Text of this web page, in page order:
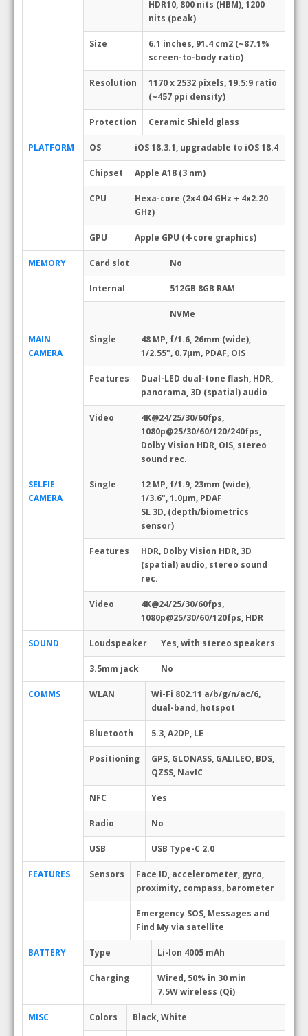
HDR10, 800 nits (HBM), 1200
nits (peak)
Size
6.1 inches, 91.4 cm2 (~87.1%
screen-to-body ratio)
Resolution
1170 x 2532 pixels, 19.5:9 ratio
(~457 ppi density)
Protection Ceramic Shield glass
PLATFORM OS iOS 18.3.1, upgradable to iOS 18.4
Chipset Apple A18 (3 nm)
CPU
Hexa-core (2x4.04 GHz + 4x2.20
GHz)
GPU Apple GPU (4-core graphics)
MEMORY Card slot No
Internal 512GB 8GB RAM
NVMe
MAIN
CAMERA
Single
48 MP, f/1.6, 26mm (wide),
1/2.55", 0.7µm, PDAF, OIS
Features
Dual-LED dual-tone flash, HDR,
panorama, 3D (spatial) audio
Video
4K@24/25/30/60fps,
1080p@25/30/60/120/240fps,
Dolby Vision HDR, OIS, stereo
sound rec.
SELFIE
CAMERA
Single
12 MP, f/1.9, 23mm (wide),
1/3.6", 1.0µm, PDAF
SL 3D, (depth/biometrics
sensor)
Features
HDR, Dolby Vision HDR, 3D
(spatial) audio, stereo sound
rec.
Video
4K@24/25/30/60fps,
1080p@25/30/60/120fps, HDR
SOUND Loudspeaker Yes, with stereo speakers
3.5mm jack No
COMMS WLAN
Wi-Fi 802.11 a/b/g/n/ac/6,
dual-band, hotspot
Bluetooth 5.3, A2DP, LE
Positioning
GPS, GLONASS, GALILEO, BDS,
QZSS, NavIC
NFC Yes
Radio No
USB USB Type-C 2.0
FEATURES Sensors
Face ID, accelerometer, gyro,
proximity, compass, barometer
Emergency SOS, Messages and
Find My via satellite
BATTERY Type Li-Ion 4005 mAh
Charging
Wired, 50% in 30 min
7.5W wireless (Qi)
MISC Colors Black, White